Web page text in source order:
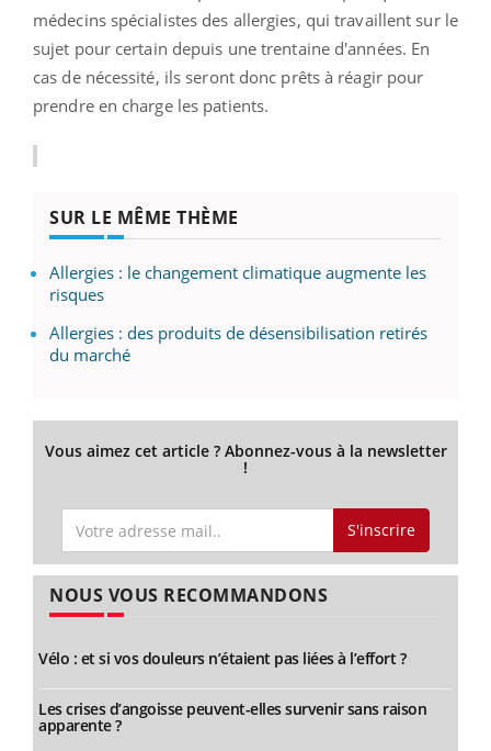
médecins spécialistes des allergies, qui travaillent sur le
sujet pour certain depuis une trentaine d'années. En
cas de nécessité, ils seront donc prêts à réagir pour
prendre en charge les patients.
SUR LE MÊME THÈME
Allergies : le changement climatique augmente les
risques
Allergies : des produits de désensibilisation retirés
du marché
Vous aimez cet article ? Abonnez-vous à la newsletter
!
S'inscrire
NOUS VOUS RECOMMANDONS
Vélo : et si vos douleurs n’étaient pas liées à l’effort ?
Les crises d’angoisse peuvent-elles survenir sans raison
apparente ?